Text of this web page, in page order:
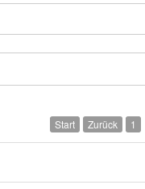
Start Zurück 1